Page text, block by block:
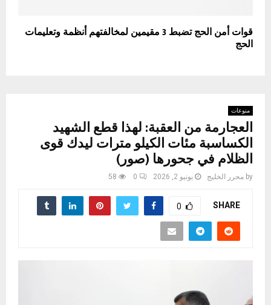
قوات أمن الحج تضبط 3 مقيمين لمخالفتهم أنظمة وتعليمات
الحج
منوعات
العجارمة من العقبة: لهذا قطع الشهيد
الكساسبة مئات الكيلو مترات ليدك قوى
الظلام في جحورها (صور)
by محرر الخليج يونيو 2, 2026 0
58
SHARE
0